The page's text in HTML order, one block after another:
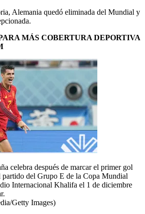
Alemania quedó eliminada del Mundial y
MÁS COBERTURA DEPORTIVA
celebra después de marcar el primer gol
partido del Grupo E de la Copa Mundial
Internacional Khalifa el 1 de diciembre
Getty Images)